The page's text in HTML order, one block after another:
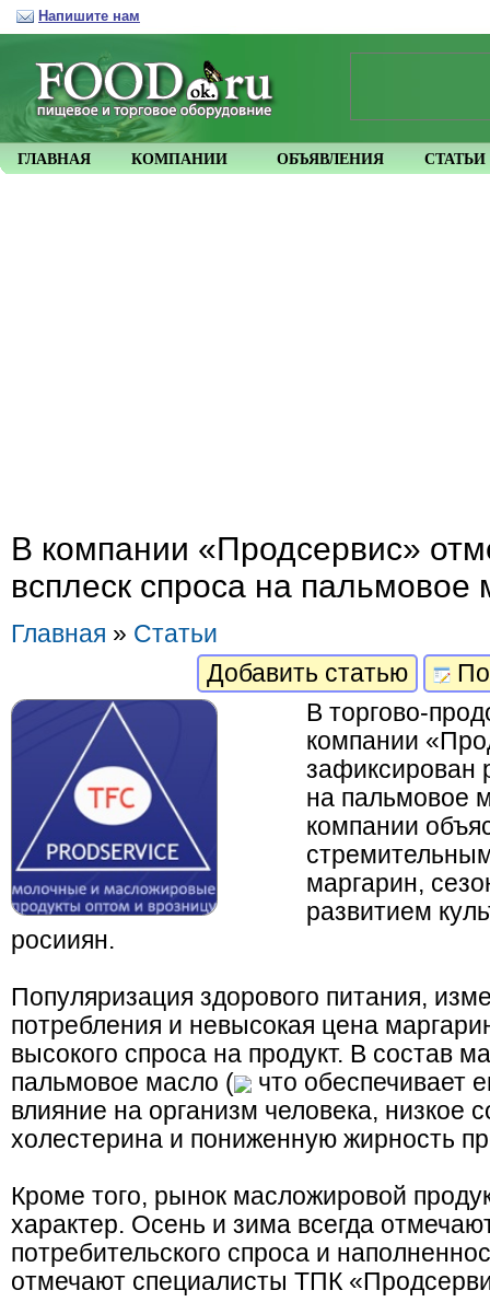
В компании «Продсервис»
всплеск спроса на пальмовое
Главная » Статьи
Добавить статью
В торгово-
компании
зафиксирован
на пальмовое
компании
маргарин,
развитием
росииян.
Популяризация здорового питания,
потребления и невысокая цена
высокого спроса на продукт. В состав
пальмовое масло (
что обеспечивает
влияние на организм человека, низкое
холестерина и пониженную жирность
Кроме того, рынок масложировой
характер. Осень и зима всегда
потребительского спроса и
отмечают специалисты ТПК
ГЛАВНАЯ КОМПАНИИ ОБЪЯВЛЕНИЯ СТАТЬИ
Напишите нам